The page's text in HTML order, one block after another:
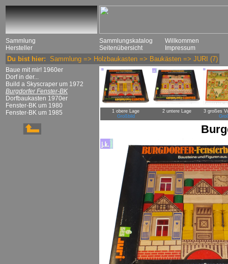
Sammlung
Hersteller
Sammlungskatalog
Seitenübersicht
Willkommen
Impressum
Du bist hier: Sammlung => Holzbaukasten => Baukästen => JURI (7)
Baue mit mir! 1960er
Dorf in der...
Build a Skyscraper um 1972
Burgdorfer Fenster-BK
Dorfbaukasten 1970er
Fenster-BK um 1980
Fenster-BK um 1985
1 obere Lage
Großbild
2 untere Lage
3 großes